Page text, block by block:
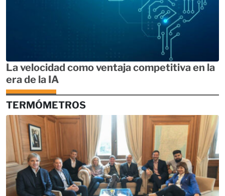
La velocidad como ventaja competitiva en la
era de la IA
TERMÓMETROS